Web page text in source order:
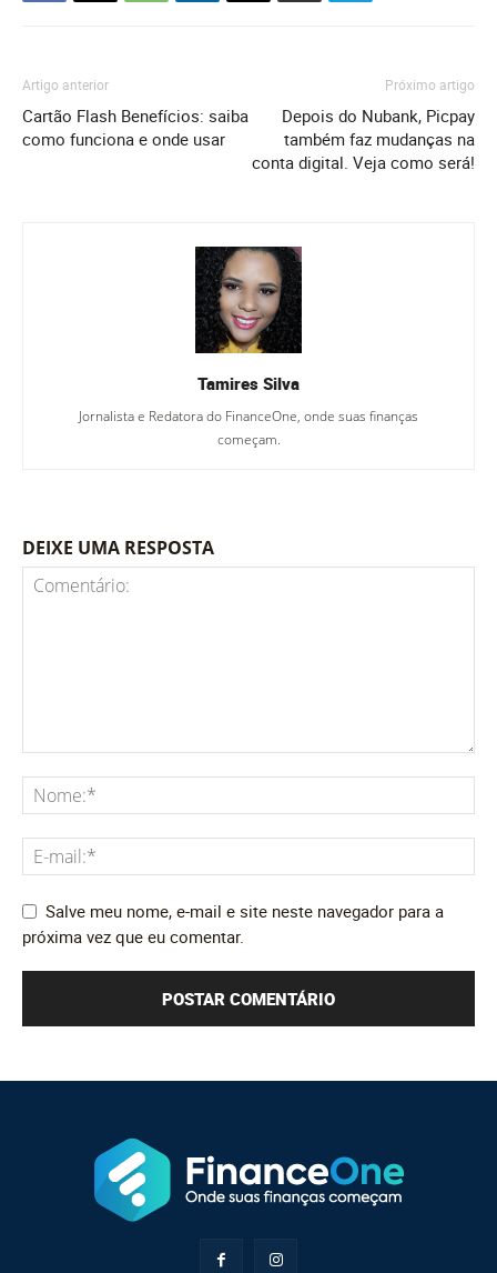
Artigo anterior
Cartão Flash Benefícios: saiba
como funciona e onde usar
Próximo artigo
Depois do Nubank, Picpay
também faz mudanças na
conta digital. Veja como será!
Tamires Silva
Jornalista e Redatora do FinanceOne, onde suas finanças
começam.
DEIXE UMA RESPOSTA
Salve meu nome, e-mail e site neste navegador para a
próxima vez que eu comentar.